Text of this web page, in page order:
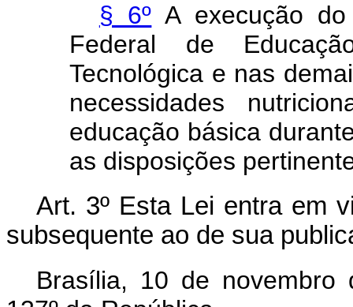
§ 6º A execução
Federal de
Tecnológica e nas
necessidades
educação básica
as disposições
Art. 3ºEsta Lei entra em
subsequente ao de sua
Brasília, 10 de novembro